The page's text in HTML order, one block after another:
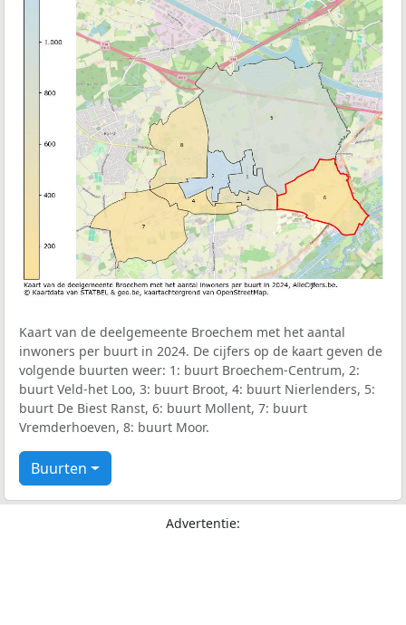
Kaart van de deelgemeente Broechem met het aantal
inwoners per buurt in 2024. De cijfers op de kaart geven de
volgende buurten weer: 1: buurt Broechem-Centrum, 2:
buurt Veld-het Loo, 3: buurt Broot, 4: buurt Nierlenders, 5:
buurt De Biest Ranst, 6: buurt Mollent, 7: buurt
Vremderhoeven, 8: buurt Moor.
Buurten
Advertentie: